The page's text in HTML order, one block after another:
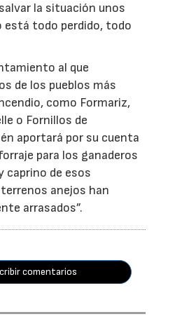
la situación unos
está todo perdido, todo
al que
de los pueblos más
como Formariz,
o Fornillos de
aportará por su cuenta
para los ganaderos
caprino de esos
anejos han
arrasados”.
comentarios